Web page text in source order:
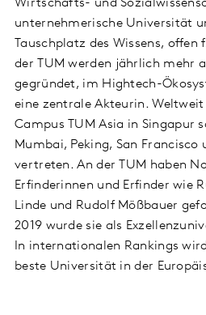
Wirtschafts- und
unternehmerische Universität
Tauschplatz des Wissens,
der TUM werden jährlich mehr
gegründet, im Hightech-
eine zentrale Akteurin.
Campus TUM Asia in Singapur
Mumbai, Peking, San Francisco
vertreten. An der TUM haben
Erfinderinnen und Erfinder wie
Linde und Rudolf Mößbauer
2019 wurde sie als
In internationalen Rankings
beste Universität in der